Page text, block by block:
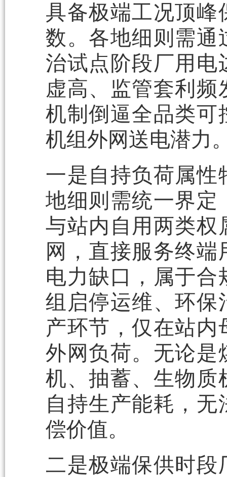
具备极端工况顶峰
数。各地细则需通
治试点阶段厂用电
虚高、监管套利
机制倒逼全品类可
机组外网送电潜力
一是自持负荷属
地细则需统一界定
与站内自用两类权
网，直接服务终
电力缺口，属于
组启停运维、环保
产环节，仅在站
外网负荷。无论是
机、抽蓄、生物质
自持生产能耗，
偿价值。
二是极端保供时段